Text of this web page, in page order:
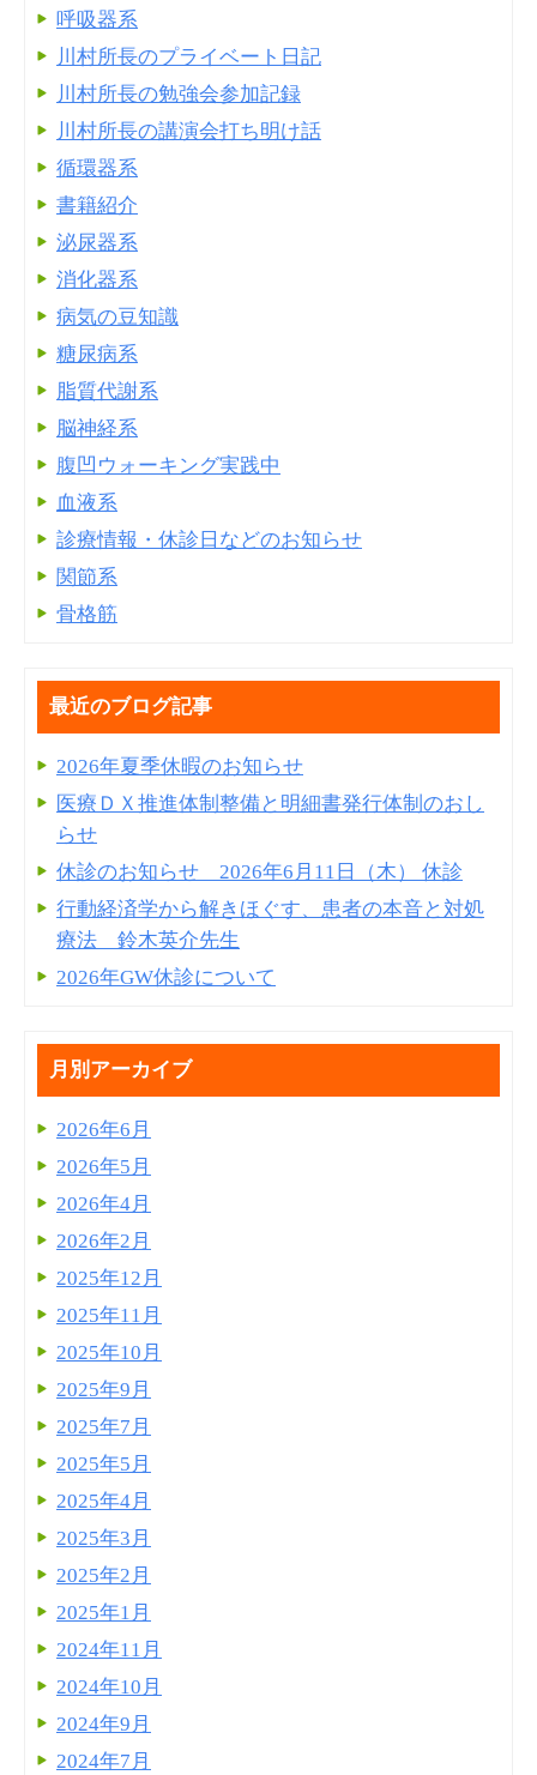
呼吸器系
川村所長のプライベート日記
川村所長の勉強会参加記録
川村所長の講演会打ち明け話
循環器系
書籍紹介
泌尿器系
消化器系
病気の豆知識
糖尿病系
脂質代謝系
脳神経系
腹凹ウォーキング実践中
血液系
診療情報・休診日などのお知らせ
関節系
骨格筋
最近のブログ記事
2026年夏季休暇のお知らせ
医療ＤＸ推進体制整備と明細書発⾏体制のおし
らせ
休診のお知らせ 2026年6月11日（木） 休診
行動経済学から解きほぐす、患者の本音と対処
療法 鈴木英介先生
2026年GW休診について
月別アーカイブ
2026年6月
2026年5月
2026年4月
2026年2月
2025年12月
2025年11月
2025年10月
2025年9月
2025年7月
2025年5月
2025年4月
2025年3月
2025年2月
2025年1月
2024年11月
2024年10月
2024年9月
2024年7月